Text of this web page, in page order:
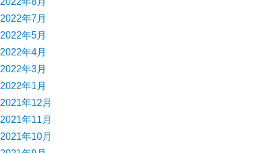
2022年7月
2022年5月
2022年4月
2022年3月
2022年1月
2021年12月
2021年11月
2021年10月